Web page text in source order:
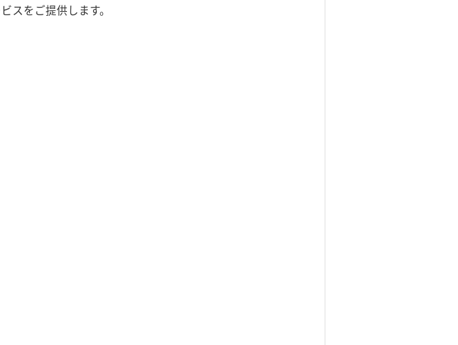
スをご提供します。